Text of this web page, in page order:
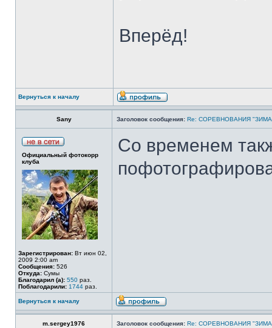
Вперёд!
Вернуться к началу
Sany Заголовок сообщения: Re: СОРЕВНОВАНИЯ
Официальный фотокорр
клуба
Зарегистрирован: Вт июн 02,
2009 2:00 am
Сообщения: 526
Откуда: Сумы
Благодарил (а): 550 раз.
Поблагодарили: 1744 раз.
Со временем
Вернуться к началу
m.sergey1976 Заголовок сообщения: Re: СОРЕВНОВАНИЯ